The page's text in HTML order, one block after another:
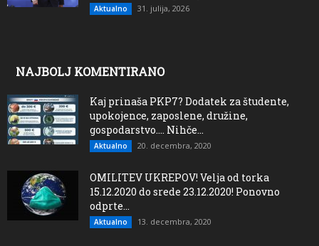
Aktualno 31. julija, 2026
NAJBOLJ KOMENTIRANO
Kaj prinaša PKP7? Dodatek za študente,
upokojence, zaposlene, družine,
gospodarstvo…. Nihče...
Aktualno 20. decembra, 2020
OMILITEV UKREPOV! Velja od torka
15.12.2020 do srede 23.12.2020! Ponovno
odprte...
Aktualno 13. decembra, 2020